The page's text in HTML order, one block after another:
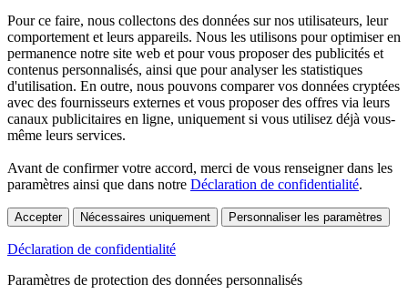
Pour ce faire, nous collectons des données sur nos utilisateurs, leur
comportement et leurs appareils. Nous les utilisons pour optimiser en
permanence notre site web et pour vous proposer des publicités et
contenus personnalisés, ainsi que pour analyser les statistiques
d'utilisation. En outre, nous pouvons comparer vos données cryptées
avec des fournisseurs externes et vous proposer des offres via leurs
canaux publicitaires en ligne, uniquement si vous utilisez déjà vous-
même leurs services.
Avant de confirmer votre accord, merci de vous renseigner dans les
paramètres ainsi que dans notre Déclaration de confidentialité.
Accepter Nécessaires uniquement Personnaliser les paramètres
Déclaration de confidentialité
Paramètres de protection des données personnalisés